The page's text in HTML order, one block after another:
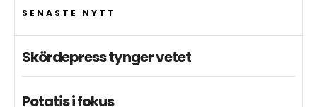
SENASTE NYTT
Skördepress tynger vetet
Potatis i fokus